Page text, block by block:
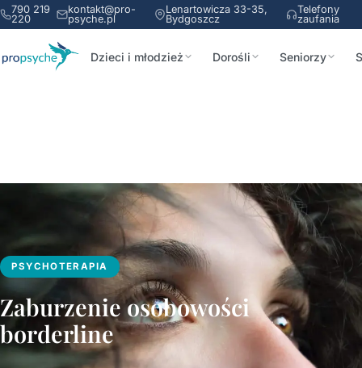
790 219
220
kontakt@pro-
psyche.pl
Lenartowicza 33-35,
Bydgoszcz
Telefony
zaufania
Dzieci i młodzież Dorośli Seniorzy
PSYCHOTERAPIA
Zaburzenie osobowości
borderline